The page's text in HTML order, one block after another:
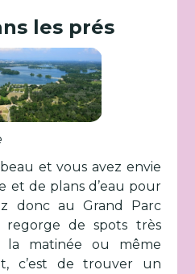
les prés
et vous avez envie
et de plans d’eau pour
donc au Grand Parc
regorge de spots très
la matinée ou même
c’est de trouver un